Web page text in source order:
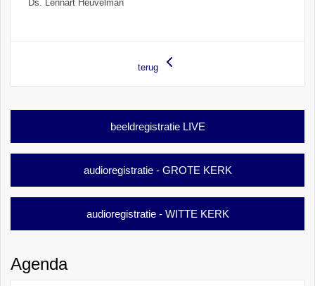
Ds. Lennart Heuvelman
terug
beeldregistratie LIVE
audioregistratie - GROTE KERK
audioregistratie - WITTE KERK
Agenda